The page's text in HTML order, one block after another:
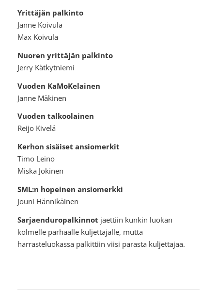
Yrittäjän palkinto
Janne Koivula
Max Koivula
Nuoren yrittäjän palkinto
Jerry Kätkytniemi
Vuoden KaMoKelainen
Janne Mäkinen
Vuoden talkoolainen
Reijo Kivelä
Kerhon sisäiset ansiomerkit
Timo Leino
Miska Jokinen
SML:n hopeinen ansiomerkki
Jouni Hännikäinen
Sarjaenduropalkinnot jaettiin kunkin luokan
kolmelle parhaalle kuljettajalle, mutta
harrasteluokassa palkittiin viisi parasta kuljettajaa.